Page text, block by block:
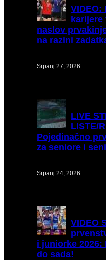
VIDEO:
karijere
naslov
na razini
Srpanj 27, 2026
LIVE
LISTE/
Pojedinačno
za seniore i
Srpanj 24, 2026
VIDEO
i juniorke 2026:
do sada!